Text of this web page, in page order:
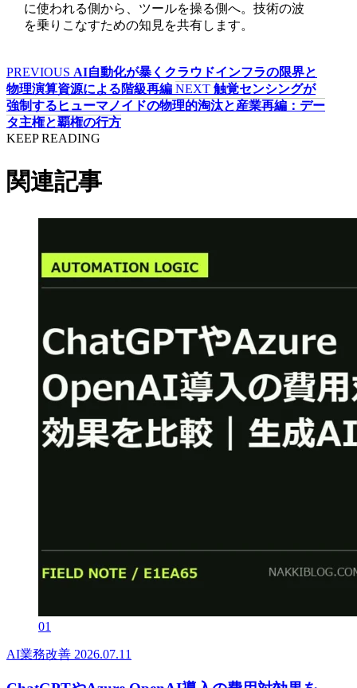
に使われる側から、ツールを操る側へ。技術の波
を乗りこなすための知見を共有します。
PREVIOUS AI自動化が暴くクラウドインフラの限界と
物理演算資源による階級再編 NEXT 触覚センシングが
強制するヒューマノイドの物理的淘汰と産業再編：デー
タ主権と覇権の行方
KEEP READING
関連記事
01
AI業務改善 2026.07.11